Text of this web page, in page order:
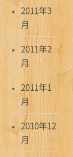
2011年3
月
2011年2
月
2011年1
月
2010年12
月